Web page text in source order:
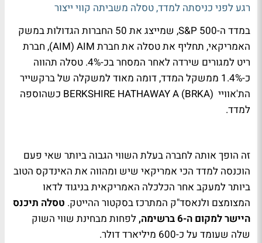
רגע לפני כניסתה למדד, טסלה משביתה קווי ייצור
במדד ה-S&P 500, שמייצג את 50 החברות הגדולות במשק
האמריקאי, תחליף את טסלה את חברת AIM) AIM), חברת
ריט למגורים שירדה לאחר המסחר בכ-4%. טסלה תהווה
כ-1.4% ממשקל המדד, דומה מאוד למשקלה של ברקשייר
הת'אוויי BERKSHIRE HATHAWAY A (BRKA) כשהוספה
למדד.
זה הופך אותה לחברה בעלת השווי הגבוה ביותר שאי פעם
הוכנסה למדד הכי אמריקאי שיש ומהווה את האינדקס הטוב
ביותר למעקב אחר הכלכלה האמריקאית בניגוד לדאו
המצומצם ולנאסד"ק המתרכז בסקטור ההייטק. טסלה תיכנס
היישר למקום ה-6 ברשימה,
לפחות מבחינת שווי השוק
שלה שעומד על כ-600 מיליארד דולר.